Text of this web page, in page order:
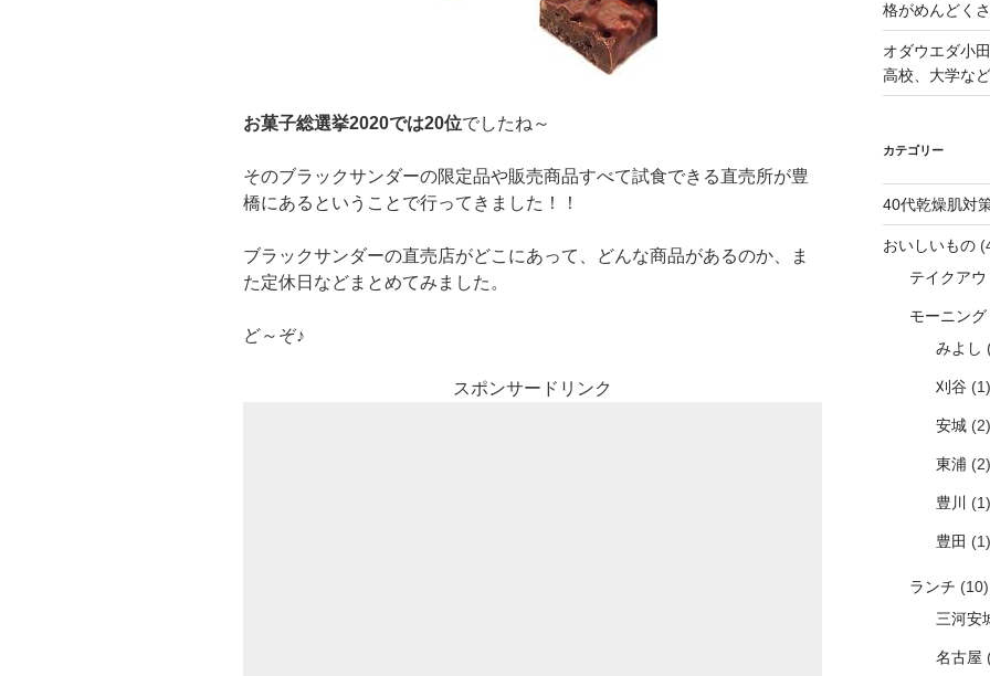
お菓子総選挙2020では20位でしたね～
そのブラックサンダーの限定品や販売商品すべて試食できる直売所が豊
橋にあるということで行ってきました！！
ブラックサンダーの直売店がどこにあって、どんな商品があるのか、ま
た定休日などまとめてみました。
ど～ぞ♪
スポンサードリンク
格がめんどく
オダウエダ小
高校、大学な
カテゴリー
40代乾燥肌対
おいしいもの
テイクアウ
モーニング
みよし
刈谷(1)
安城(2)
東浦 (2)
豊川 (1)
豊田 (1)
ランチ (10)
三河安
名古屋